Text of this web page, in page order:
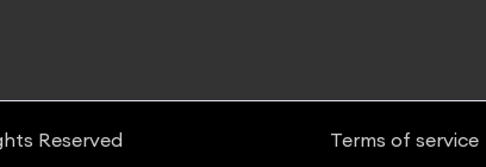
Reserved Terms of service